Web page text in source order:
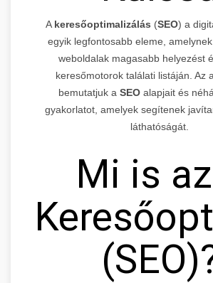
A keresőoptimalizálás (SEO) a
egyik legfontosabb eleme,
weboldalak magasabb helyezést
keresőmotorok találati listáján. Az
bemutatjuk a SEO alapjait és
gyakorlatot, amelyek segítenek
láthatóságát.
Mi is